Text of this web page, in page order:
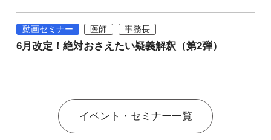
動画セミナー 医師 事務長
6月改定！絶対おさえたい疑義解釈（第2弾）
イベント・セミナー一覧